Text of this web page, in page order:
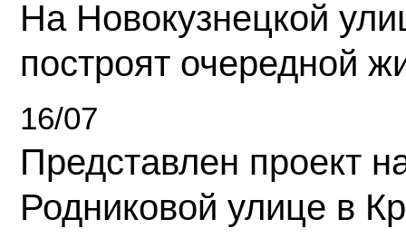
На Новокузнецкой
построят очередной
16/07
Представлен проект
Родниковой улице в